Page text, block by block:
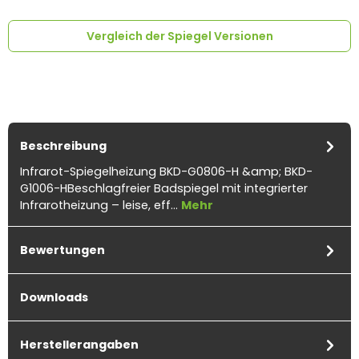
Vergleich der Spiegel Versionen
Beschreibung
Infrarot-Spiegelheizung BKD-G0806-H &amp; BKD-
G1006-HBeschlagfreier Badspiegel mit integrierter
Infrarotheizung – leise, eff… Mehr
Bewertungen
Downloads
Herstellerangaben